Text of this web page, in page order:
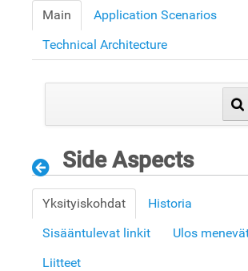
Main
Application Scenarios
Technical Architecture
Side Aspects
Yksityiskohdat
Historia
Sisääntulevat linkit
Ulos
Liitteet